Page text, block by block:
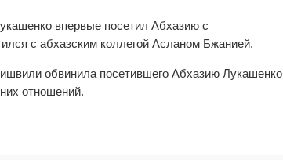
впервые посетил Абхазию с
с абхазским коллегой Асланом Бжанией.
обвинила посетившего Абхазию Лукашенко
отношений.